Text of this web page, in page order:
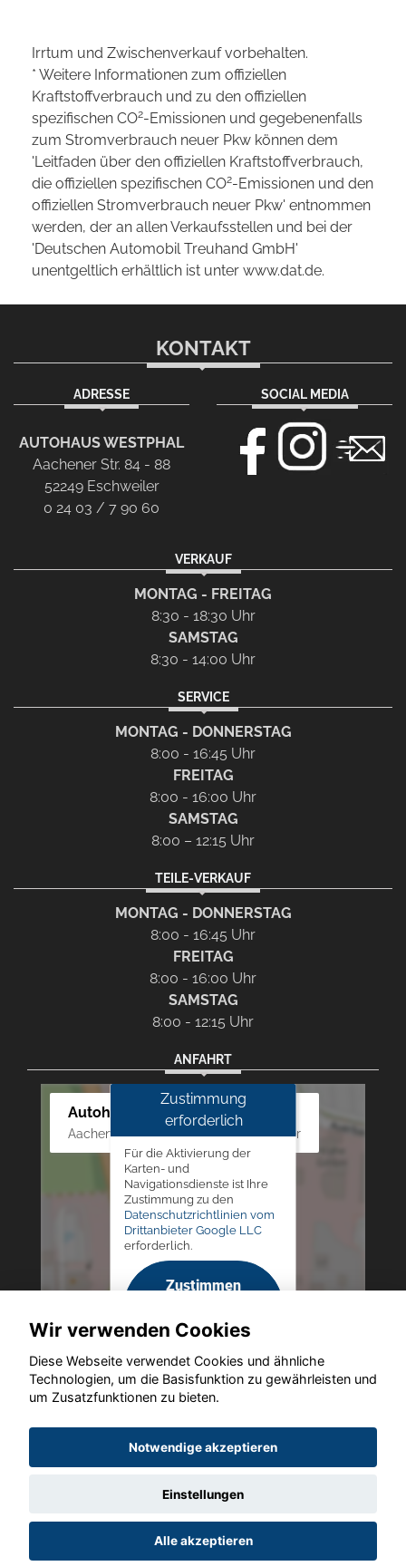
Irrtum und Zwischenverkauf vorbehalten.
* Weitere Informationen zum offiziellen
Kraftstoffverbrauch und zu den offiziellen
spezifischen CO2-Emissionen und gegebenenfalls
zum Stromverbrauch neuer Pkw können dem
'Leitfaden über den offiziellen Kraftstoffverbrauch,
die offiziellen spezifischen CO2-Emissionen und den
offiziellen Stromverbrauch neuer Pkw' entnommen
werden, der an allen Verkaufsstellen und bei der
'Deutschen Automobil Treuhand GmbH'
unentgeltlich erhältlich ist unter www.dat.de.
KONTAKT
ADRESSE
AUTOHAUS WESTPHAL
Aachener Str. 84 - 88
52249 Eschweiler
0 24 03 / 7 90 60
SOCIAL MEDIA
VERKAUF
MONTAG - FREITAG
8:30 - 18:30 Uhr
SAMSTAG
8:30 - 14:00 Uhr
SERVICE
MONTAG - DONNERSTAG
8:00 - 16:45 Uhr
FREITAG
8:00 - 16:00 Uhr
SAMSTAG
8:00 – 12:15 Uhr
TEILE-VERKAUF
MONTAG - DONNERSTAG
8:00 - 16:45 Uhr
FREITAG
8:00 - 16:00 Uhr
SAMSTAG
8:00 - 12:15 Uhr
ANFAHRT
Autohaus Westphal
Aachener Str. 84 - 88, 52249 Eschweiler
Zustimmung
erforderlich
Für die Aktivierung der
Karten- und
Navigationsdienste ist Ihre
Zustimmung zu den
Datenschutzrichtlinien vom
Drittanbieter Google LLC
erforderlich.
Zustimmen
aktivieren
Copyright © 2026. Autohaus Westphal
Datenschutz Impressum AGB
Wir verwenden Cookies
Diese Webseite verwendet Cookies und ähnliche
Technologien, um die Basisfunktion zu gewährleisten und
um Zusatzfunktionen zu bieten.
Notwendige akzeptieren
Einstellungen
Alle akzeptieren